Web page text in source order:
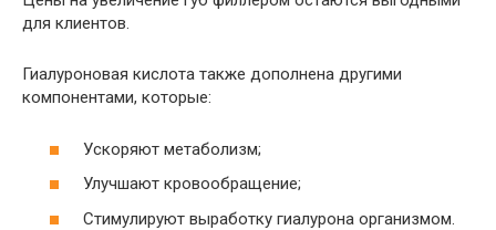
для клиентов.
Гиалуроновая кислота также дополнена другими
компонентами, которые:
Ускоряют метаболизм;
Улучшают кровообращение;
Стимулируют выработку гиалурона организмом.